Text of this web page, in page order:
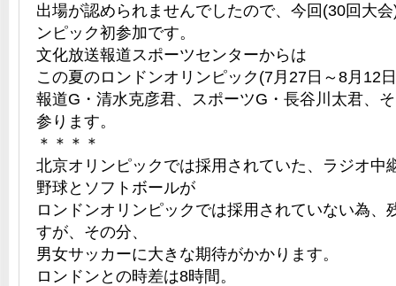
出場が認められませんでしたので、今回(30回大
ンピック初参加です。
文化放送報道スポーツセンターからは
この夏のロンドンオリンピック(7月27日～8月12
報道G・清水克彦君、スポーツG・長谷川太君、
参ります。
＊＊＊＊
北京オリンピックでは採用されていた、ラジオ中
野球とソフトボールが
ロンドンオリンピックでは採用されていない為、
すが、その分、
男女サッカーに大きな期待がかかります。
ロンドンとの時差は8時間。